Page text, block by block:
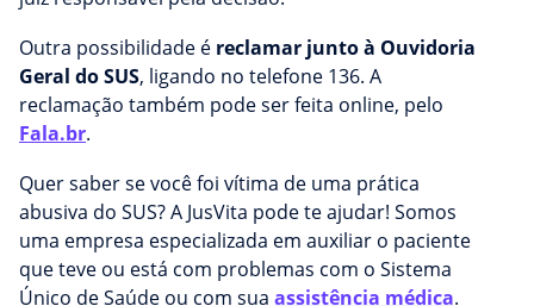
Outra possibilidade é reclamar junto à Ouvidoria
Geral do SUS, ligando no telefone 136. A
reclamação também pode ser feita online, pelo
Fala.br.
Quer saber se você foi vítima de uma prática
abusiva do SUS? A JusVita pode te ajudar! Somos
uma empresa especializada em auxiliar o paciente
que teve ou está com problemas com o Sistema
Único de Saúde ou com sua assistência médica.